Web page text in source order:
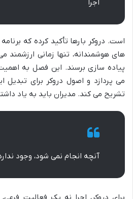
اجرا
است. دروکر بارها تأکید کرده که
های هوشمندانه، تنها زمانی
پیاده سازی برسند. این فصل به
می پردازد و اصول دروکر برای تبدیل
تشریح می کند. مدیران باید به یاد
آنچه انجام نمی شود، وجود